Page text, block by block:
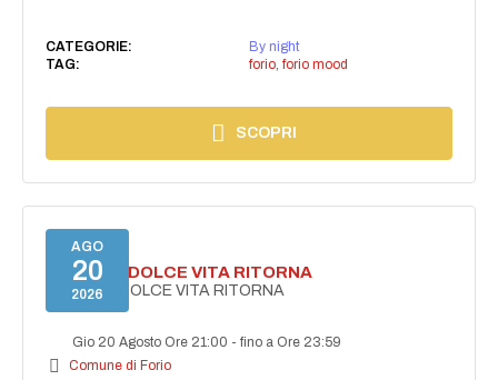
CATEGORIE:
By night
TAG:
forio, forio mood
SCOPRI
AGO
20
2026
FORIO LA DOLCE VITA RITORNA
FORIO LA DOLCE VITA RITORNA
Gio 20 Agosto Ore 21:00 -fino a Ore 23:59
Comune di Forio